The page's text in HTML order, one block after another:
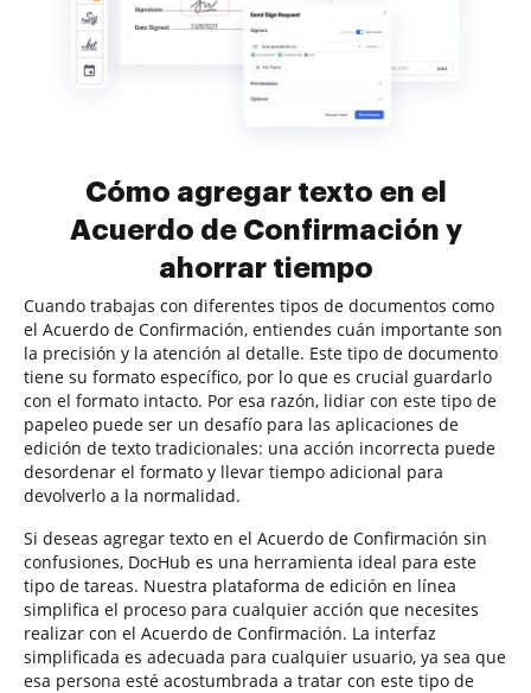
Cómo agregar texto en el
Acuerdo de Confirmación y
ahorrar tiempo
Cuando trabajas con diferentes tipos de documentos como
el Acuerdo de Confirmación, entiendes cuán importante son
la precisión y la atención al detalle. Este tipo de documento
tiene su formato específico, por lo que es crucial guardarlo
con el formato intacto. Por esa razón, lidiar con este tipo de
papeleo puede ser un desafío para las aplicaciones de
edición de texto tradicionales: una acción incorrecta puede
desordenar el formato y llevar tiempo adicional para
devolverlo a la normalidad.
Si deseas agregar texto en el Acuerdo de Confirmación sin
confusiones, DocHub es una herramienta ideal para este
tipo de tareas. Nuestra plataforma de edición en línea
simplifica el proceso para cualquier acción que necesites
realizar con el Acuerdo de Confirmación. La interfaz
simplificada es adecuada para cualquier usuario, ya sea que
esa persona esté acostumbrada a tratar con este tipo de